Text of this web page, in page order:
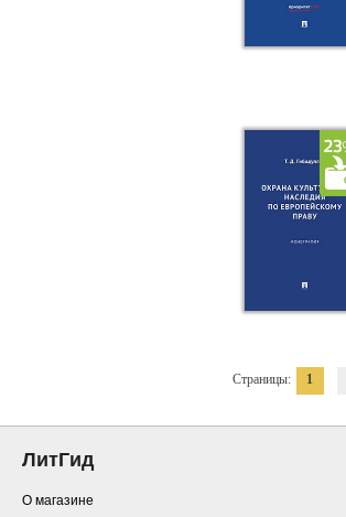
Страницы: 1
ЛитГид
О магазине